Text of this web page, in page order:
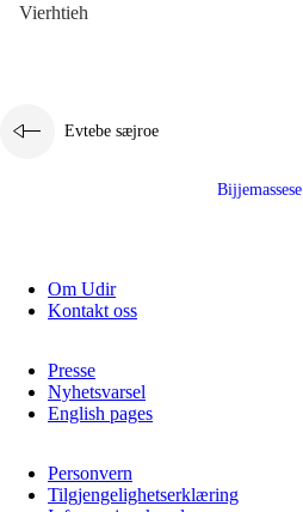
Vierhtieh
Evtebe sæjroe
Bijjemassese
Om Udir
Kontakt oss
Presse
Nyhetsvarsel
English pages
Personvern
Tilgjengelighetserklæring